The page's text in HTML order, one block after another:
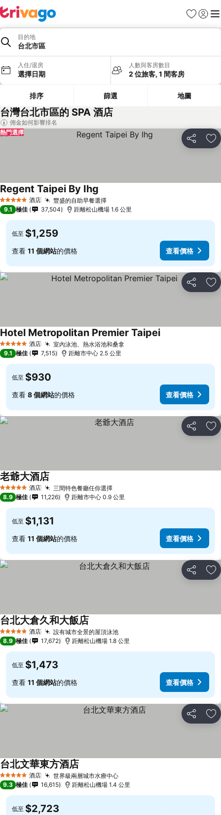
收藏夾
登入 選
目的地
台北市區
入住/退房
選擇日期
人數與客房數目
2 位旅客, 1 間客房
排序 篩選 地圖
台灣台北市區的 SPA 酒店
佣金如何影響排名
分享 放
熱門選擇
5 星級 酒店 豐盛的自助早餐選擇
Regent Taipei By Ihg
9.1 極佳 37,504 距離松山機場 1.6 公里
低至 $1,259
查看 11 個網站的價格 查看價格
分享 放
5 星級 酒店 室內泳池、熱水浴池和桑拿
Hotel Metropolitan Premier Taipei
9.1 極佳 7,515 距離市中心 2.5 公里
低至 $930
查看 8 個網站的價格 查看價格
分享 放
5 星級 酒店 三間特色餐廳任你選擇
老爺大酒店
8.9 極佳 11,226 距離市中心 0.9 公里
低至 $1,131
查看 11 個網站的價格 查看價格
分享 放
5 星級 酒店 設有城市全景的屋頂泳池
台北大倉久和大飯店
8.9 極佳 17,672 距離松山機場 1.8 公里
低至 $1,473
查看 11 個網站的價格 查看價格
分享 放
5 星級 酒店 世界級兩層城市水療中心
台北文華東方酒店
9.3 極佳 16,615 距離松山機場 1.4 公里
低至 $2,723